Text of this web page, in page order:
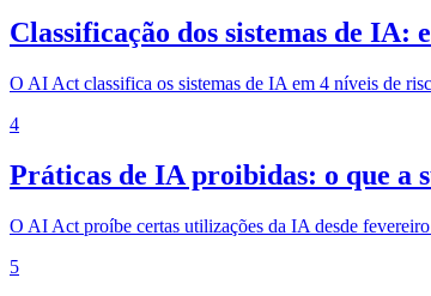
Classificação dos sistemas de IA:
O AI Act classifica os sistemas de IA em 4 níveis de
4
Práticas de IA proibidas: o que a
O AI Act proíbe certas utilizações da IA desde
5